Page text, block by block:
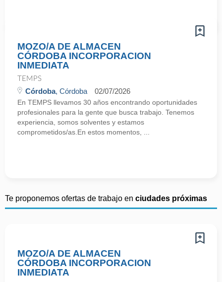
MOZO/A DE ALMACEN
CÓRDOBA INCORPORACION
INMEDIATA
TEMPS
Córdoba, Córdoba 02/07/2026
En TEMPS llevamos 30 años encontrando oportunidades
profesionales para la gente que busca trabajo. Tenemos
experiencia, somos solventes y estamos
comprometidos/as.En estos momentos, ...
Te proponemos ofertas de trabajo en ciudades próximas
MOZO/A DE ALMACEN
CÓRDOBA INCORPORACION
INMEDIATA